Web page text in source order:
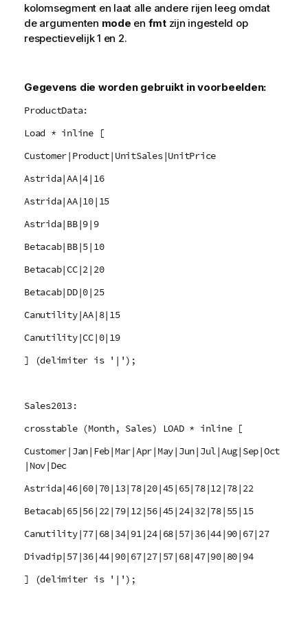
kolomsegment en laat alle andere rijen leeg omdat
de argumenten mode en fmtzijn ingesteld op
respectievelijk 1 en 2.
Gegevens die worden gebruikt in voorbeelden:
ProductData:
Load * inline [
Customer|Product|UnitSales|UnitPrice
Astrida|AA|4|16
Astrida|AA|10|15
Astrida|BB|9|9
Betacab|BB|5|10
Betacab|CC|2|20
Betacab|DD|0|25
Canutility|AA|8|15
Canutility|CC|0|19
] (delimiter is '|');
Sales2013:
crosstable (Month, Sales) LOAD * inline [
Customer|Jan|Feb|Mar|Apr|May|Jun|Jul|Aug|Sep|Oct
|Nov|Dec
Astrida|46|60|70|13|78|20|45|65|78|12|78|22
Betacab|65|56|22|79|12|56|45|24|32|78|55|15
Canutility|77|68|34|91|24|68|57|36|44|90|67|27
Divadip|57|36|44|90|67|27|57|68|47|90|80|94
] (delimiter is '|');